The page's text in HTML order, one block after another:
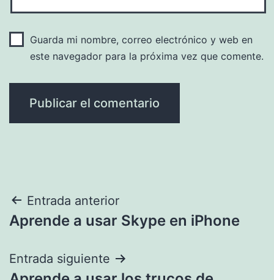
Guarda mi nombre, correo electrónico y web en
este navegador para la próxima vez que comente.
Navegación
de
entradas
Entrada anterior
Aprende a usar Skype en iPhone
Entrada siguiente